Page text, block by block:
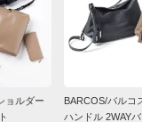
ョルダー
BARCOS/バルコ
ハンドル 2WAY